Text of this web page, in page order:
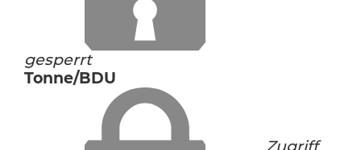
gesperrt
Tonne/BDU